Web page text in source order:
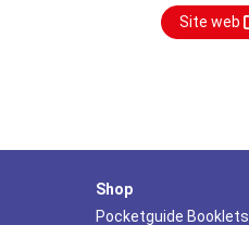
Site web
Shop
Pocketguide Booklets